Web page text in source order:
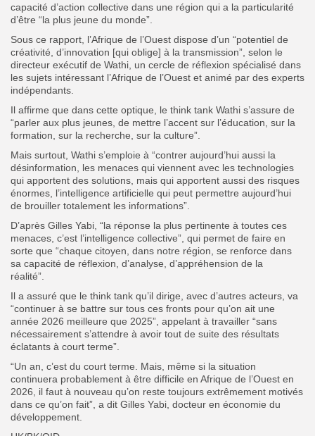
capacité d’action collective dans une région qui a la particularité
d’être “la plus jeune du monde”.
Sous ce rapport, l’Afrique de l’Ouest dispose d’un “potentiel de
créativité, d’innovation [qui oblige] à la transmission”, selon le
directeur exécutif de Wathi, un cercle de réflexion spécialisé dans
les sujets intéressant l’Afrique de l’Ouest et animé par des experts
indépendants.
Il affirme que dans cette optique, le think tank Wathi s’assure de
“parler aux plus jeunes, de mettre l’accent sur l’éducation, sur la
formation, sur la recherche, sur la culture”.
Mais surtout, Wathi s’emploie à “contrer aujourd’hui aussi la
désinformation, les menaces qui viennent avec les technologies
qui apportent des solutions, mais qui apportent aussi des risques
énormes, l’intelligence artificielle qui peut permettre aujourd’hui
de brouiller totalement les informations”.
D’après Gilles Yabi, “la réponse la plus pertinente à toutes ces
menaces, c’est l’intelligence collective”, qui permet de faire en
sorte que “chaque citoyen, dans notre région, se renforce dans
sa capacité de réflexion, d’analyse, d’appréhension de la
réalité”.
Il a assuré que le think tank qu’il dirige, avec d’autres acteurs, va
“continuer à se battre sur tous ces fronts pour qu’on ait une
année 2026 meilleure que 2025”, appelant à travailler “sans
nécessairement s’attendre à avoir tout de suite des résultats
éclatants à court terme”.
“Un an, c’est du court terme. Mais, même si la situation
continuera probablement à être difficile en Afrique de l’Ouest en
2026, il faut à nouveau qu’on reste toujours extrêmement motivés
dans ce qu’on fait”, a dit Gilles Yabi, docteur en économie du
développement.